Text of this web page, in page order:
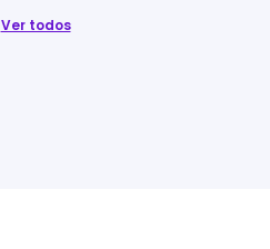
Ver todos